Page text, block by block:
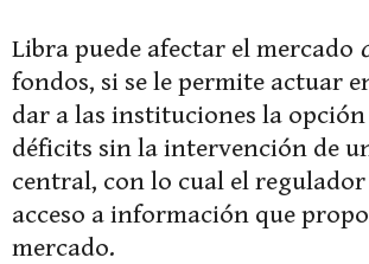
Libra puede afectar el mercado
fondos, si se le permite actuar
dar a las instituciones la
déficits sin la intervención de
central, con lo cual el
acceso a información que
mercado.